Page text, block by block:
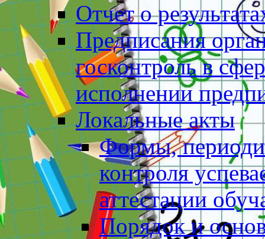
Отчет о
Предписания
госконтроль в
исполнении
Локальные акты
Формы,
контроля
аттестации
Порядок и